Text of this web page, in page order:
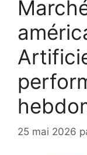
25 mai 2026